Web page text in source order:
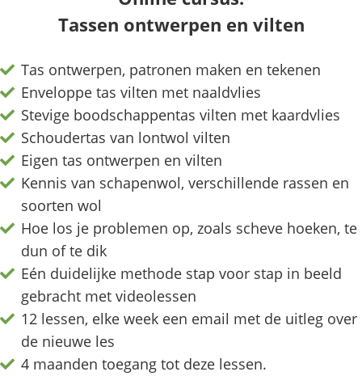
Tassen ontwerpen en vilten
Tas ontwerpen, patronen maken en tekenen
Enveloppe tas vilten met naaldvlies
Stevige boodschappentas vilten met kaardvlies
Schoudertas van lontwol vilten
Eigen tas ontwerpen en vilten
Kennis van schapenwol, verschillende rassen en
soorten wol
Hoe los je problemen op, zoals scheve hoeken, te
dun of te dik
Eén duidelijke methode stap voor stap in beeld
gebracht met videolessen
12 lessen, elke week een email met de uitleg over
de nieuwe les
4 maanden toegang tot deze lessen.